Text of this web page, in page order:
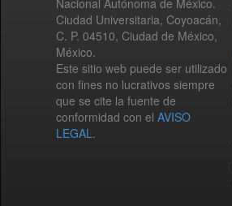
Nacional Autónoma de México.
Ciudad Universitaria, Coyoacán,
C. P. 04510, Ciudad de México,
México.
Este sitio web puede ser utilizado
con fines no lucrativos siempre
que se cite la fuente de
conformidad con el AVISO
LEGAL.